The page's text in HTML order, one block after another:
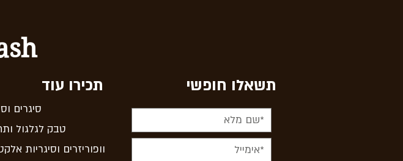
תכירו עוד
סיגרים
טבק לגלגול
וופוריזרים וסיגריות
תשאלו חופשי